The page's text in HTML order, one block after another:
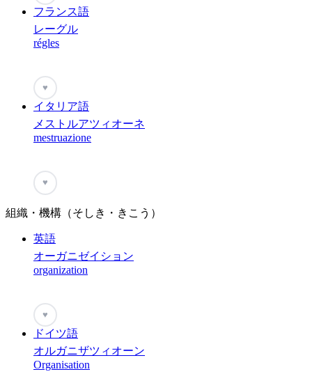
フランス語
レーグル
régles
♥
イタリア語
メストルアツィオーネ
mestruazione
♥
組織・機構（そしき・きこう）
英語
オーガニゼイション
organization
♥
ドイツ語
オルガニザツィオーン
Organisation